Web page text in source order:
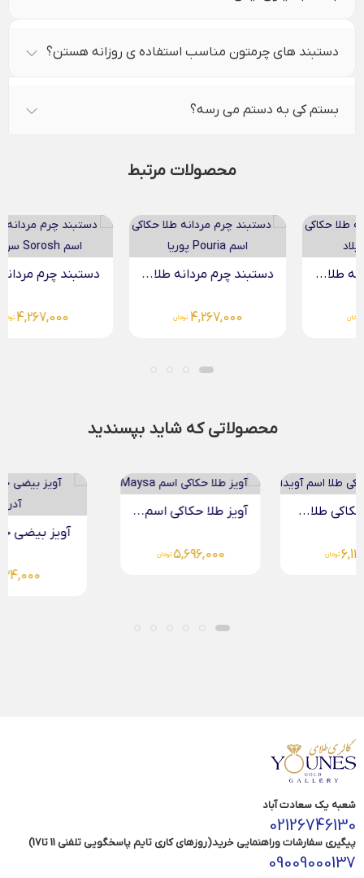
دستبند های چرمتون مناسب استفاده ی روزانه هستن؟
بستم کی به دستم می رسه؟
محصولات مرتبط
دستبند چرم مردانه طلا...
تومان
دستبند چرم مردانه طلا...
تومان
محصولاتی که شاید بپسندید
آویز طلا حکاکی اسم...
آویز بیضی حکاکی طلا...
شعبه یک سعادت آباد
02126746130
پیگیری سفارشات وراهنمایی خرید(روزهای کاری تایم پاسخگویی تلفنی 11 تا17)
09009000137